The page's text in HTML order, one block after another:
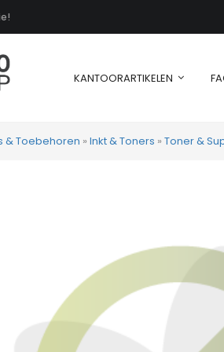
KANTOORARTIKELEN
& Toebehoren » Inkt & Toners » Toner &